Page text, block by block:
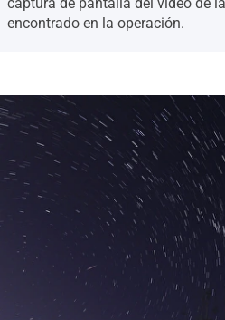
encontrado en la operación.